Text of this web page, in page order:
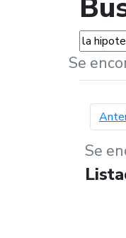
Palabras...
Se
Se